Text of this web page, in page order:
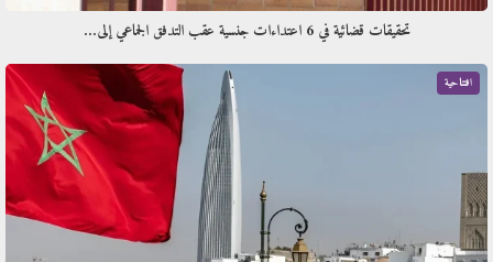
تحقيقات قضائية في 6 اعتداءات جنسية عقب التدفق الجماعي إلى…
افتتاحية